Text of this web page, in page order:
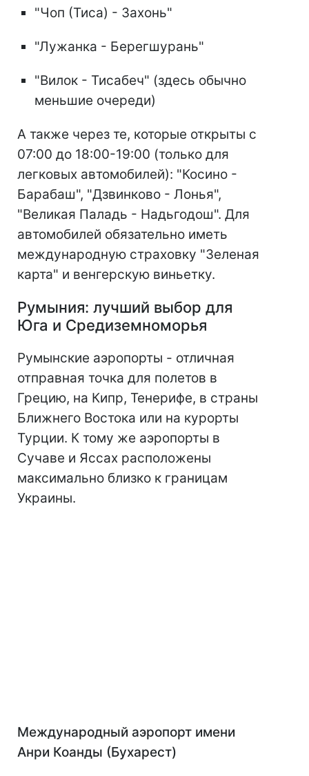
"Чоп (Тиса) - Захонь"
"Лужанка - Берегшурань"
"Вилок - Тисабеч" (здесь обычно
меньшие очереди)
А также через те, которые открыты с
07:00 до 18:00-19:00 (только для
легковых автомобилей): "Косино -
Барабаш", "Дзвинково - Лонья",
"Великая Паладь - Надьгодош". Для
автомобилей обязательно иметь
международную страховку "Зеленая
карта" и венгерскую виньетку.
Румыния: лучший выбор для
Юга и Средиземноморья
Румынские аэропорты - отличная
отправная точка для полетов в
Грецию, на Кипр, Тенерифе, в страны
Ближнего Востока или на курорты
Турции. К тому же аэропорты в
Сучаве и Яссах расположены
максимально близко к границам
Украины.
Международный аэропорт имени
Анри Коанды (Бухарест)